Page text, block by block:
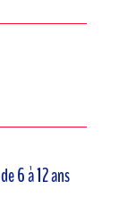
6 à 12 ans